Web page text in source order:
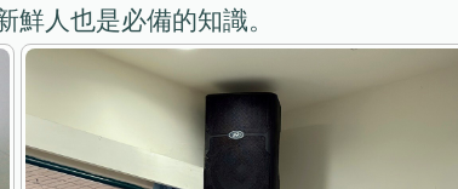
人也是必備的知識。